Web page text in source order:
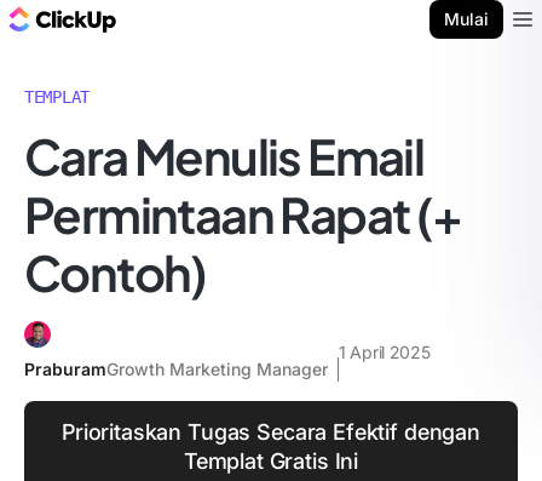
Mulai
TEMPLAT
Cara Menulis Email
Permintaan Rapat (+
Contoh)
PraburamGrowth Marketing Manager
1 April 2025
Prioritaskan Tugas Secara Efektif dengan
Templat Gratis Ini